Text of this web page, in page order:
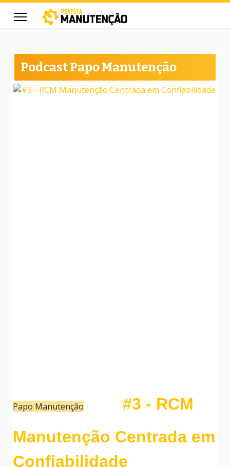
Podcast Papo Manutenção
Papo Manutenção
#3 - RCM
Manutenção Centrada em
Confiabilidade
for results.